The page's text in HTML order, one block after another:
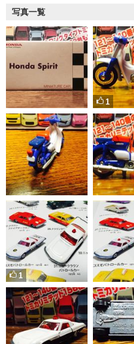
写真一覧
1
1